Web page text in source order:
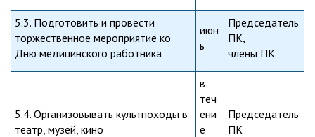
5.3. Подготовить и провести
торжественное мероприятие ко
Дню медицинского работника
июн
ь
Председатель
ПК,
члены ПК
5.4. Организовывать культпоходы в
театр, музей, кино
в
теч
ени
е
Председатель
ПК